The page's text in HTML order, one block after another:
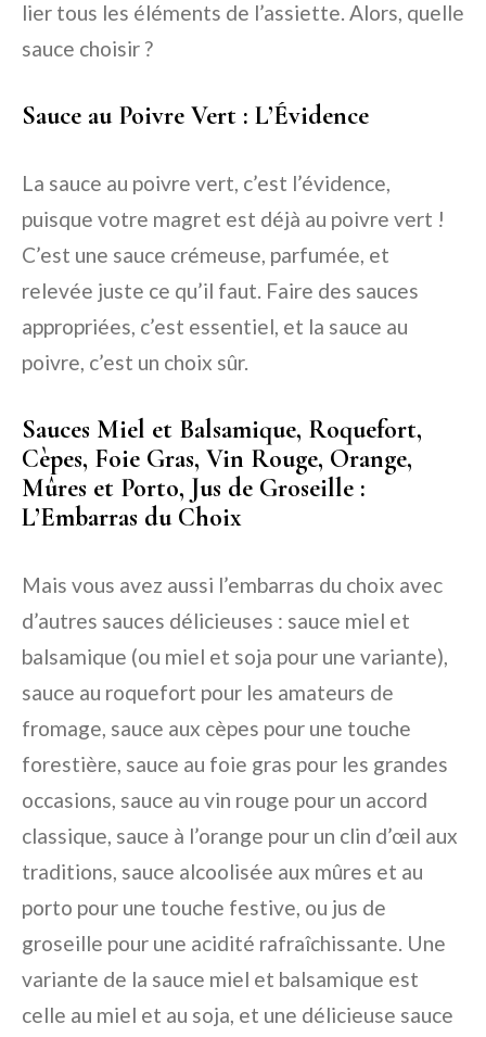
lier tous les éléments de l’assiette. Alors, quelle
sauce choisir ?
Sauce au Poivre Vert : L’Évidence
La sauce au poivre vert, c’est l’évidence,
puisque votre magret est déjà au poivre vert !
C’est une sauce crémeuse, parfumée, et
relevée juste ce qu’il faut. Faire des sauces
appropriées, c’est essentiel, et la sauce au
poivre, c’est un choix sûr.
Sauces Miel et Balsamique, Roquefort,
Cèpes, Foie Gras, Vin Rouge, Orange,
Mûres et Porto, Jus de Groseille :
L’Embarras du Choix
Mais vous avez aussi l’embarras du choix avec
d’autres sauces délicieuses : sauce miel et
balsamique (ou miel et soja pour une variante),
sauce au roquefort pour les amateurs de
fromage, sauce aux cèpes pour une touche
forestière, sauce au foie gras pour les grandes
occasions, sauce au vin rouge pour un accord
classique, sauce à l’orange pour un clin d’œil aux
traditions, sauce alcoolisée aux mûres et au
porto pour une touche festive, ou jus de
groseille pour une acidité rafraîchissante. Une
variante de la sauce miel et balsamique est
celle au miel et au soja, et une délicieuse sauce